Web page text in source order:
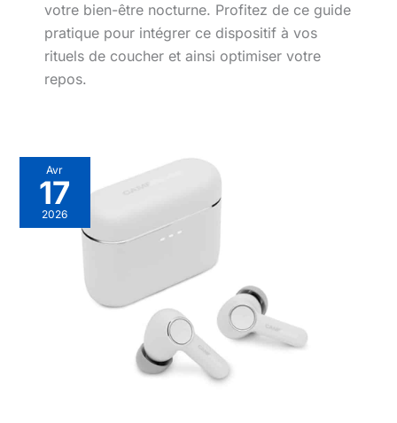
votre bien-être nocturne. Profitez de ce guide
pratique pour intégrer ce dispositif à vos
rituels de coucher et ainsi optimiser votre
repos.
Avr
17
2026